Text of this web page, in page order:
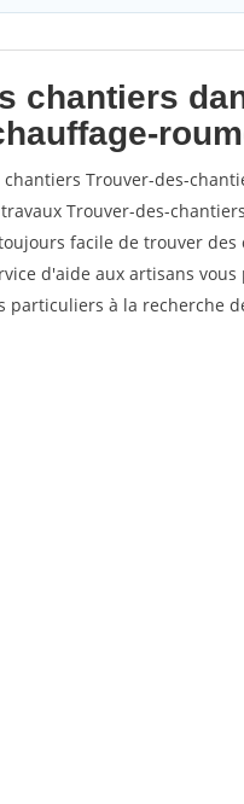
chantiers
Trouver-des-
Trouver-des-
facile de trouver
d'aide aux artisans
particuliers à la recherche